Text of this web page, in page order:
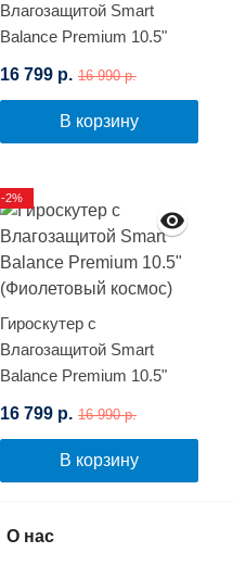
Влагозащитой Smart
Balance Premium 10.5"
16 799 р. 16 990 р.
В корзину
Гироскутер с
Влагозащитой Smart
Balance Premium 10.5"
16 799 р. 16 990 р.
В корзину
-2%
О нас